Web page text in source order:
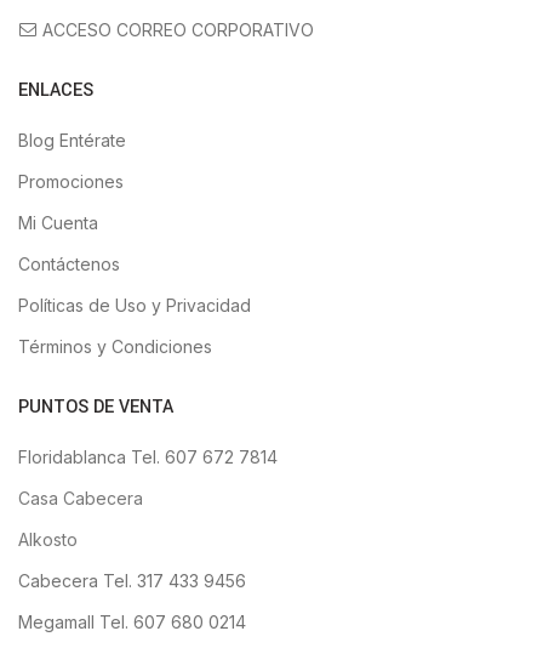
ACCESO CORREO CORPORATIVO
ENLACES
Blog Entérate
Promociones
Mi Cuenta
Contáctenos
Políticas de Uso y Privacidad
Términos y Condiciones
PUNTOS DE VENTA
Floridablanca Tel. 607 672 7814
Casa Cabecera
Alkosto
Cabecera Tel. 317 433 9456
Megamall Tel. 607 680 0214